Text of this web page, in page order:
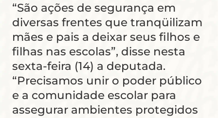
“São ações de segurança em
diversas frentes que tranqüilizam
mães e pais a deixar seus filhos e
filhas nas escolas”, disse nesta
sexta-feira (14) a deputada.
“Precisamos unir o poder público
e a comunidade escolar para
assegurar ambientes protegidos